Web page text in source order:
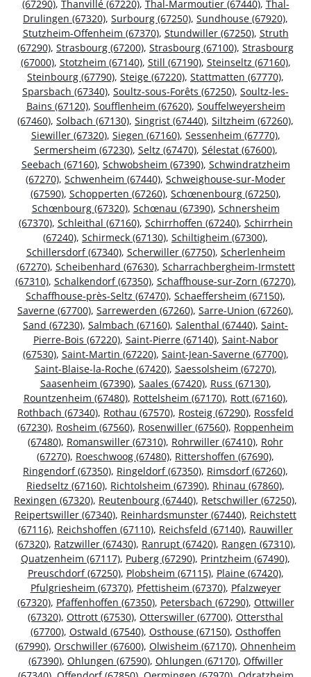
(67290), Thanvillé (67220), Thal-Marmoutier (67440), Thal-
Drulingen (67320), Surbourg (67250), Sundhouse (67920),
Stutzheim-Offenheim (67370), Stundwiller (67250), Struth
(67290), Strasbourg (67200), Strasbourg (67100), Strasbourg
(67000), Stotzheim (67140), Still (67190), Steinseltz (67160),
Steinbourg (67790), Steige (67220), Stattmatten (67770),
Sparsbach (67340), Soultz-sous-Forêts (67250), Soultz-les-
Bains (67120), Soufflenheim (67620), Souffelweyersheim
(67460), Solbach (67130), Singrist (67440), Siltzheim (67260),
Siewiller (67320), Siegen (67160), Sessenheim (67770),
Sermersheim (67230), Seltz (67470), Sélestat (67600),
Seebach (67160), Schwobsheim (67390), Schwindratzheim
(67270), Schwenheim (67440), Schweighouse-sur-Moder
(67590), Schopperten (67260), Schœnenbourg (67250),
Schœnbourg (67320), Schœnau (67390), Schnersheim
(67370), Schleithal (67160), Schirrhoffen (67240), Schirrhein
(67240), Schirmeck (67130), Schiltigheim (67300),
Schillersdorf (67340), Scherwiller (67750), Scherlenheim
(67270), Scheibenhard (67630), Scharrachbergheim-Irmstett
(67310), Schalkendorf (67350), Schaffhouse-sur-Zorn (67270),
Schaffhouse-près-Seltz (67470), Schaeffersheim (67150),
Saverne (67700), Sarrewerden (67260), Sarre-Union (67260),
Sand (67230), Salmbach (67160), Salenthal (67440), Saint-
Pierre-Bois (67220), Saint-Pierre (67140), Saint-Nabor
(67530), Saint-Martin (67220), Saint-Jean-Saverne (67700),
Saint-Blaise-la-Roche (67420), Saessolsheim (67270),
Saasenheim (67390), Saales (67420), Russ (67130),
Rountzenheim (67480), Rottelsheim (67170), Rott (67160),
Rothbach (67340), Rothau (67570), Rosteig (67290), Rossfeld
(67230), Rosheim (67560), Rosenwiller (67560), Roppenheim
(67480), Romanswiller (67310), Rohrwiller (67410), Rohr
(67270), Roeschwoog (67480), Rittershoffen (67690),
Ringendorf (67350), Ringeldorf (67350), Rimsdorf (67260),
Riedseltz (67160), Richtolsheim (67390), Rhinau (67860),
Rexingen (67320), Reutenbourg (67440), Retschwiller (67250),
Reipertswiller (67340), Reinhardsmunster (67440), Reichstett
(67116), Reichshoffen (67110), Reichsfeld (67140), Rauwiller
(67320), Ratzwiller (67430), Ranrupt (67420), Rangen (67310),
Quatzenheim (67117), Puberg (67290), Printzheim (67490),
Preuschdorf (67250), Plobsheim (67115), Plaine (67420),
Pfulgriesheim (67370), Pfettisheim (67370), Pfalzweyer
(67320), Pfaffenhoffen (67350), Petersbach (67290), Ottwiller
(67320), Ottrott (67530), Otterswiller (67700), Ottersthal
(67700), Ostwald (67540), Osthouse (67150), Osthoffen
(67990), Orschwiller (67600), Olwisheim (67170), Ohnenheim
(67390), Ohlungen (67590), Ohlungen (67170), Offwiller